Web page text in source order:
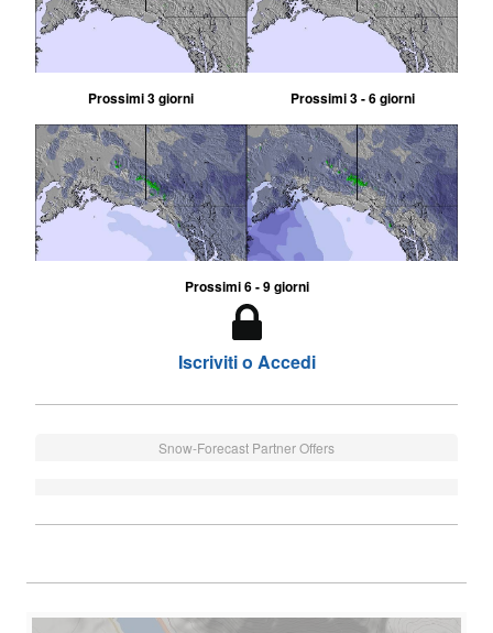
Prossimi 3 giorni Prossimi 3 - 6 giorni
Prossimi 6 - 9 giorni
Iscriviti o Accedi
Snow-Forecast Partner Offers